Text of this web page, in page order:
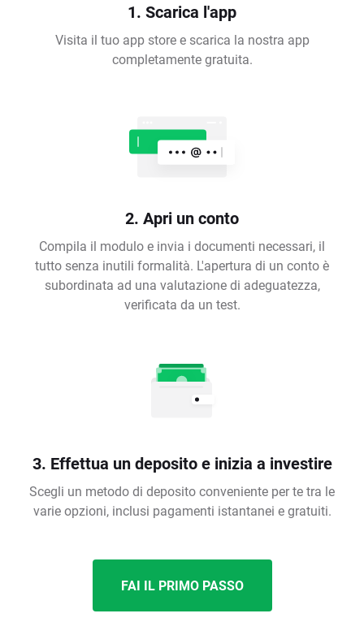
1. Scarica l'app
Visita il tuo app store e scarica la nostra app
completamente gratuita.
2. Apri un conto
Compila il modulo e invia i documenti necessari, il
tutto senza inutili formalità. L'apertura di un conto è
subordinata ad una valutazione di adeguatezza,
verificata da un test.
3. Effettua un deposito e inizia a investire
Scegli un metodo di deposito conveniente per te tra le
varie opzioni, inclusi pagamenti istantanei e gratuiti.
FAI IL PRIMO PASSO